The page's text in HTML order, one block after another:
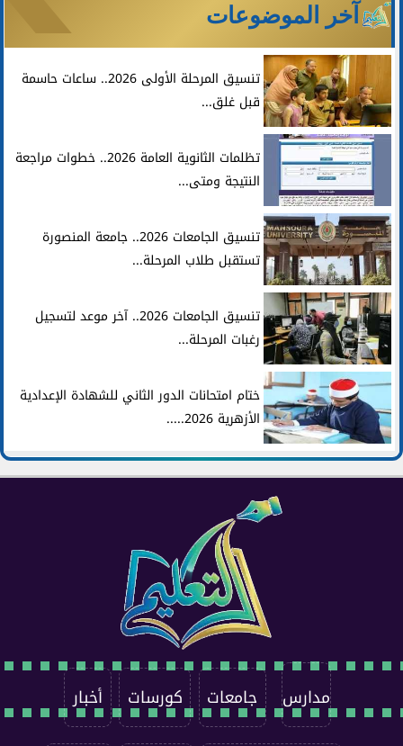
آخر الموضوعات
تنسيق المرحلة الأولى 2026.. ساعات حاسمة
قبل غلق...
تظلمات الثانوية العامة 2026.. خطوات مراجعة
النتيجة ومتى...
تنسيق الجامعات 2026.. جامعة المنصورة
تستقبل طلاب المرحلة...
تنسيق الجامعات 2026.. آخر موعد لتسجيل
رغبات المرحلة...
ختام امتحانات الدور الثاني للشهادة الإعدادية
الأزهرية 2026.....
مدارس جامعات كورسات أخبار